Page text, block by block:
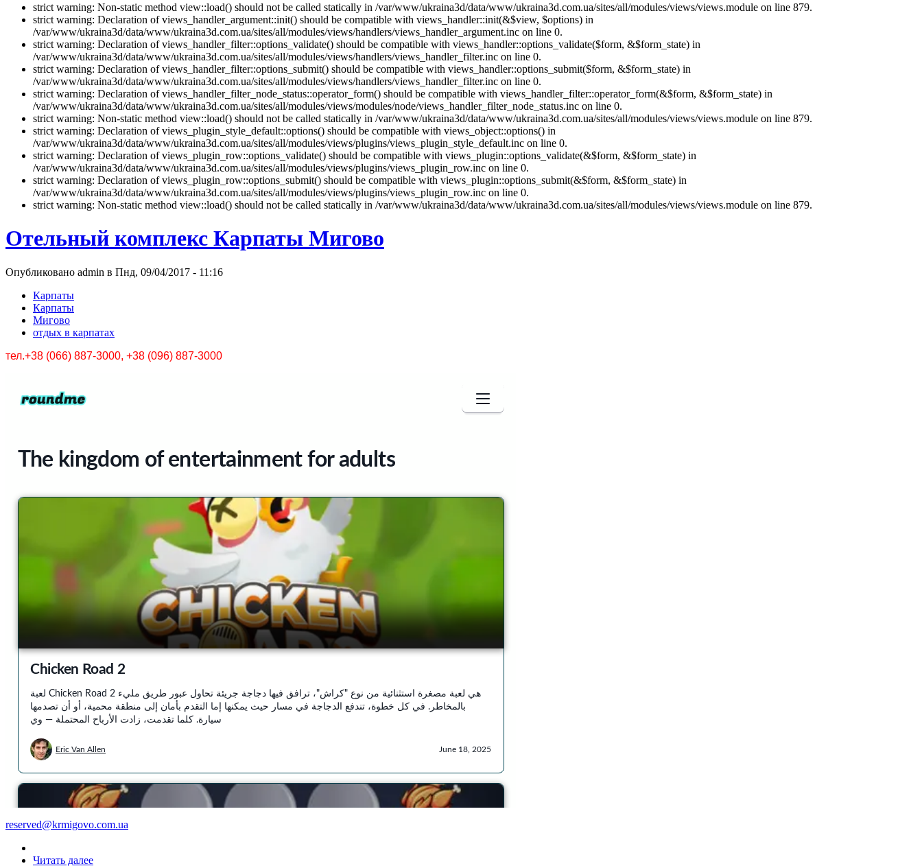
strict warning: Non-static method view::load() should not be called statically in /var/www/ukraina3d/data/www/ukraina3d.com.ua/sites/all/modules/views/views.module on line 879.
strict warning: Declaration of views_handler_argument::init() should be compatible with views_handler::init(&$view, $options) in
/var/www/ukraina3d/data/www/ukraina3d.com.ua/sites/all/modules/views/handlers/views_handler_argument.inc on line 0.
strict warning: Declaration of views_handler_filter::options_validate() should be compatible with views_handler::options_validate($form, &$form_state) in
/var/www/ukraina3d/data/www/ukraina3d.com.ua/sites/all/modules/views/handlers/views_handler_filter.inc on line 0.
strict warning: Declaration of views_handler_filter::options_submit() should be compatible with views_handler::options_submit($form, &$form_state) in
/var/www/ukraina3d/data/www/ukraina3d.com.ua/sites/all/modules/views/handlers/views_handler_filter.inc on line 0.
strict warning: Declaration of views_handler_filter_node_status::operator_form() should be compatible with views_handler_filter::operator_form(&$form, &$form_state) in
/var/www/ukraina3d/data/www/ukraina3d.com.ua/sites/all/modules/views/modules/node/views_handler_filter_node_status.inc on line 0.
strict warning: Non-static method view::load() should not be called statically in /var/www/ukraina3d/data/www/ukraina3d.com.ua/sites/all/modules/views/views.module on line 879.
strict warning: Declaration of views_plugin_style_default::options() should be compatible with views_object::options() in
/var/www/ukraina3d/data/www/ukraina3d.com.ua/sites/all/modules/views/plugins/views_plugin_style_default.inc on line 0.
strict warning: Declaration of views_plugin_row::options_validate() should be compatible with views_plugin::options_validate(&$form, &$form_state) in
/var/www/ukraina3d/data/www/ukraina3d.com.ua/sites/all/modules/views/plugins/views_plugin_row.inc on line 0.
strict warning: Declaration of views_plugin_row::options_submit() should be compatible with views_plugin::options_submit(&$form, &$form_state) in
/var/www/ukraina3d/data/www/ukraina3d.com.ua/sites/all/modules/views/plugins/views_plugin_row.inc on line 0.
strict warning: Non-static method view::load() should not be called statically in /var/www/ukraina3d/data/www/ukraina3d.com.ua/sites/all/modules/views/views.module on line 879.
Отельный комплекс Карпаты Мигово
Опубликовано admin в Пнд, 09/04/2017 - 11:16
Карпаты
Карпаты
Мигово
отдых в карпатах
тел.+38 (066) 887-3000, +38 (096) 887-3000
reserved@krmigovo.com.ua
Читать далее